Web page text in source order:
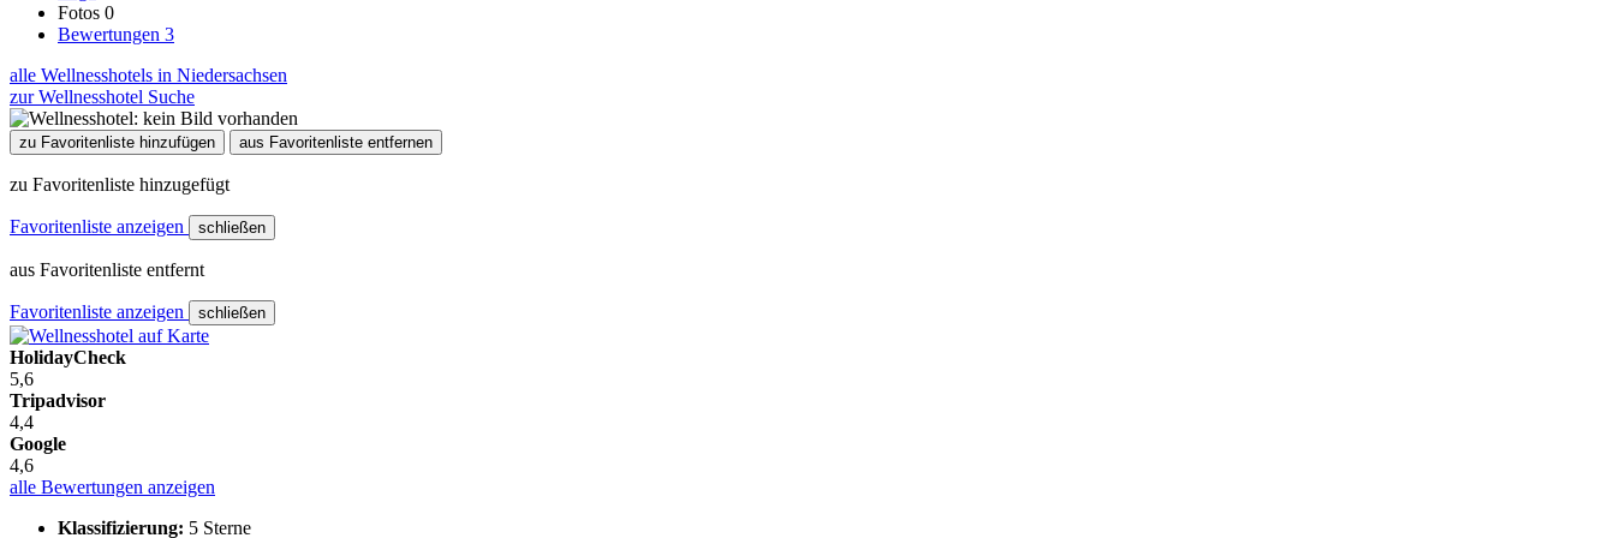
Fotos 0
Bewertungen 3
alle Wellnesshotels in Niedersachsen
zur Wellnesshotel Suche
zu Favoritenliste hinzufügen aus Favoritenliste entfernen
zu Favoritenliste hinzugefügt
Favoritenliste anzeigen schließen
aus Favoritenliste entfernt
Favoritenliste anzeigen schließen
HolidayCheck
5,6
Tripadvisor
4,4
Google
4,6
alle Bewertungen anzeigen
Klassifizierung: 5 Sterne